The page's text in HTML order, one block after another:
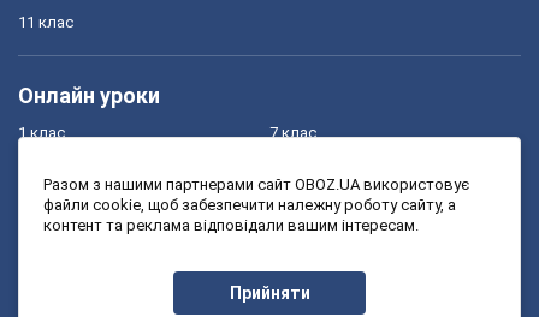
11 клас
Онлайн уроки
1 клас
3 клас
7 клас
9 клас
Разом з нашими партнерами сайт OBOZ.UA використовує
файли cookie, щоб забезпечити належну роботу сайту, а
контент та реклама відповідали вашим інтересам.
Прийняти